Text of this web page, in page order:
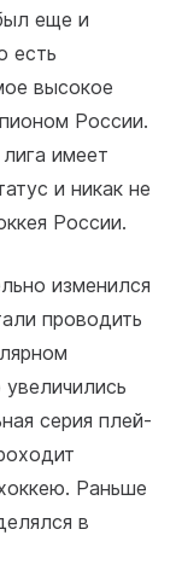
еще и
есть
высокое
России.
имеет
и никак не
России.
изменился
проводить
серия плей-
Раньше
в